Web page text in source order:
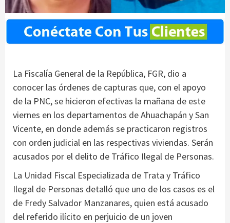
La Fiscalía General de la República, FGR, dio a
conocer las órdenes de capturas que, con el apoyo
de la PNC, se hicieron efectivas la mañana de este
viernes en los departamentos de Ahuachapán y San
Vicente, en donde además se practicaron registros
con orden judicial en las respectivas viviendas. Serán
acusados por el delito de Tráfico Ilegal de Personas.
La Unidad Fiscal Especializada de Trata y Tráfico
Ilegal de Personas detalló que uno de los casos es el
de Fredy Salvador Manzanares, quien está acusado
del referido ilícito en perjuicio de un joven